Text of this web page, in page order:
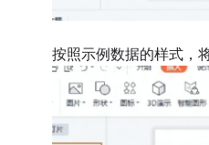
按照示例数据的样式，